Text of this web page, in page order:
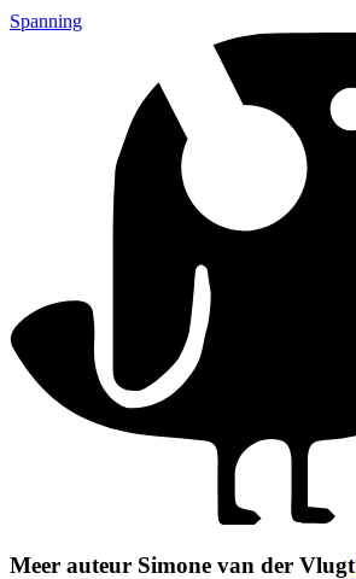
Spanning
Meer auteur Simone van der Vlugt